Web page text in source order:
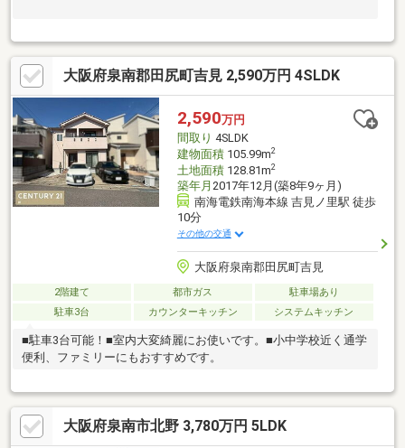
大阪府泉南郡田尻町吉見 2,590万円 4SLDK
2,590万円
間取り 4SLDK
建物面積105.99m2
土地面積128.81m2
築年月 2017年12月(築8年9ヶ月)
南海電鉄南海本線 吉見ノ里駅 徒歩
10分
その他の交通
大阪府泉南郡田尻町吉見
2階建て 都市ガス
駐車場あり
駐車3台
カウンターキッチン システムキッチン
■駐車3台可能！■室内大変綺麗にお使いです。■小中学校近く通学
便利、ファミリーにもおすすめです。
大阪府泉南市北野 3,780万円 5LDK